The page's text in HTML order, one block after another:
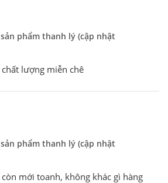
phẩm thanh lý (cập nhật
lượng miễn chê
phẩm thanh lý (cập nhật
mới toanh, không khác gì hàng